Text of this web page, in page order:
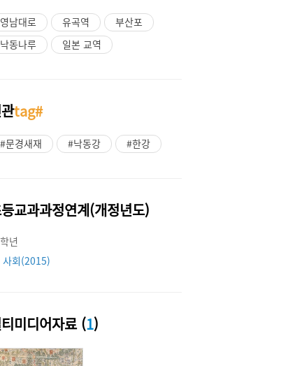
영남대로 유곡역
부산포
낙동나루
일본 교역
tag#
#문경새재 #낙동강 #한강
교과과정연계(개정년도)
년
사회(2015)
미디어자료 (1)